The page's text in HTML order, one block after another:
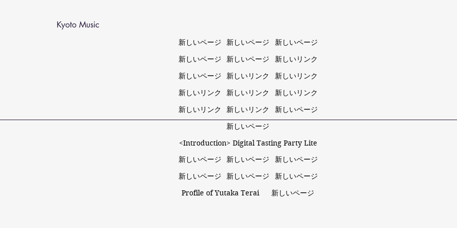
Kyoto Music
新しいページ 新しいページ
新しいページ
新しいページ
新しいページ
新しいリンク
新しいページ
新しいリンク
新しいリンク
新しいリンク
新しいリンク
新しいリンク
新しいリンク
新しいリンク
新しいページ
新しいページ
<Introduction> Digital Tasting Party Lite
新しいページ
新しいページ
新しいページ
新しいページ
新しいページ
新しいページ
Profile of Yutaka Terai
新しいページ